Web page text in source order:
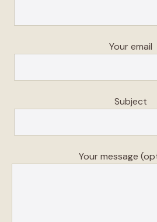
Your email
Subject
Your message